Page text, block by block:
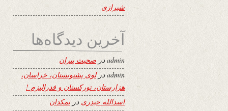
شیرازی
آخرین دیدگاه‌ها
adminدر صحبت پیران
admin درلوی پشتونستان، خراسان،
هزارستان، تورکستان و فدرالیزم !
اسدالله حیدری درنمکدان